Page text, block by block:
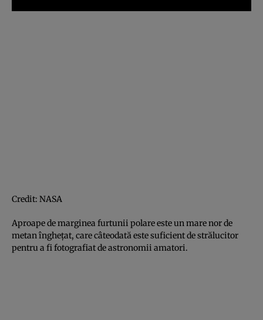
Credit: NASA
Aproape de marginea furtunii polare este un mare nor de
metan îngheţat, care câteodată este suficient de strălucitor
pentru a fi fotografiat de astronomii amatori.